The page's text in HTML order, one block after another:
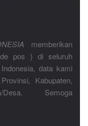
memberikan
pos ) di seluruh
data kami
Kabupaten,
Desa. Semoga